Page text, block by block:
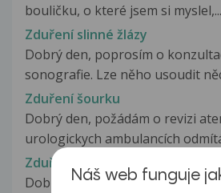
bouličku, o které jsem si myslel,...
Zduření slinné žlázy
Dobrý den, poprosím o
sonografie. Lze něho usoudit
Zduření šourku
Dobrý den, požádám o revizi
urologickych ambulancích
Zduření tváře a zánět zubů
Dobrý den, měla by jsem dotaz,
Náš web funguje